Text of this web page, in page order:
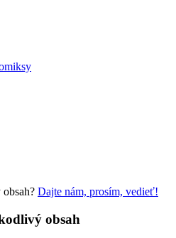
Dajte nám, prosím, vedieť!
obsah